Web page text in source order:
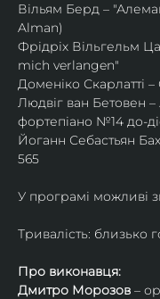
Вільям Берд –
Alman)
Фрідріх Вільгельм
mich verlangen"
Доменіко Скарлатті
Людвіг ван Бетовен
фортепіано №14 до-
Йоганн Себастьян
565
У програмі можливі
Тривалість: близько
Про виконавця:
Дмитро Морозов –